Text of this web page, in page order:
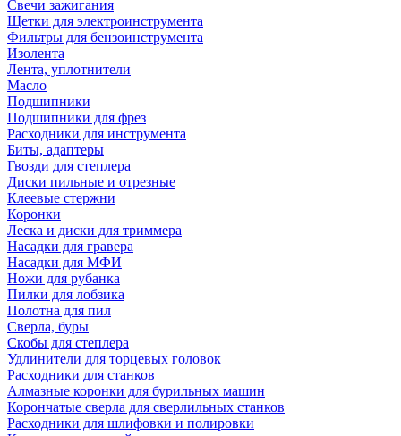
Свечи зажигания
Щетки для электроинструмента
Фильтры для бензоинструмента
Изолента
Лента, уплотнители
Масло
Подшипники
Подшипники для фрез
Расходники для инструмента
Биты, адаптеры
Гвозди для степлера
Диски пильные и отрезные
Клеевые стержни
Коронки
Леска и диски для триммера
Насадки для гравера
Насадки для МФИ
Ножи для рубанка
Пилки для лобзика
Полотна для пил
Сверла, буры
Скобы для степлера
Удлинители для торцевых головок
Расходники для станков
Алмазные коронки для бурильных машин
Корончатые сверла для сверлильных станков
Расходники для шлифовки и полировки